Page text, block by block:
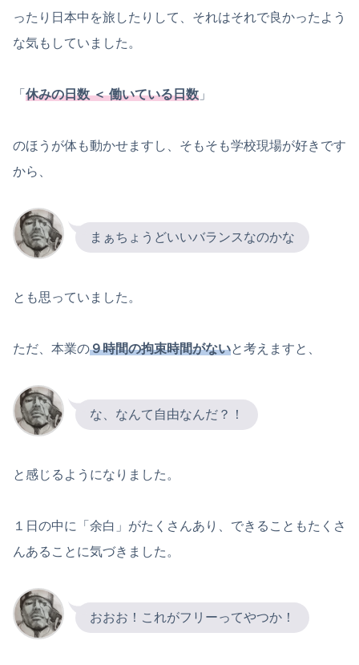
ったり日本中を旅したりして、それはそれで良かったよう
な気もしていました。
「 休みの日数 ＜ 働いている日数 」
のほうが体も動かせますし、そもそも学校現場が好きです
から、
まぁちょうどいいバランスなのかな
とも思っていました。
ただ、本業の９時間の拘束時間がないと考えますと、
な、なんて自由なんだ？！
と感じるようになりました。
１日の中に「余白」がたくさんあり、できることもたくさ
んあることに気づきました。
おおお！これがフリーってやつか！